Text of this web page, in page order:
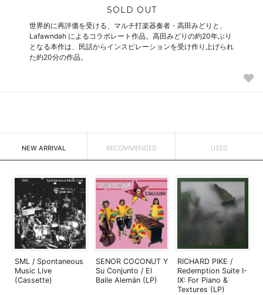
SOLD OUT
世界的に再評価を受ける、マルチ打楽器奏者・高田みどりと、
Lafawndah によるコラボレート作品。高田みどりの約20年ぶり
となる本作は、民話からインスピレーションを受け作り上げられ
た約20分の作品。
NEW ARRIVAL RECOMMENDED USED
SML / Spontaneous
Music Live
(Cassette)
SENOR COCONUT Y
Su Conjunto / El
Baile Alemán (LP)
RICHARD PIKE /
Redemption Suite I-
IX: For Piano &
Textures (LP)